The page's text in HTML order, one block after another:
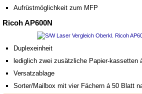
Aufrüstmöglichkeit zum MFP
Ricoh AP600N
Duplexeinheit
lediglich zwei zusätzliche Papier-kassetten
Versatzablage
Sorter/Mailbox mit vier Fächern á 50 Blatt